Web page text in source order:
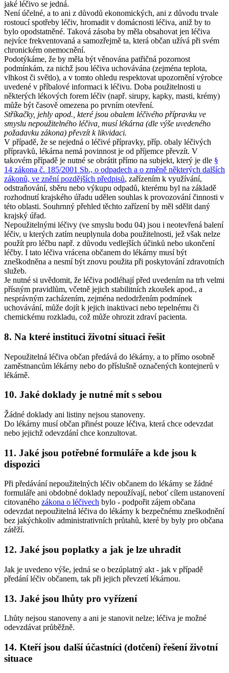
jaké léčivo se jedná.
Není účelné, a to ani z důvodů ekonomických, ani z důvodu trvale
rostoucí spotřeby léčiv, hromadit v domácnosti léčiva, aniž by to
bylo opodstatněné. Taková zásoba by měla obsahovat jen léčiva
nejvíce frekventovaná a samozřejmě ta, která občan užívá při svém
chronickém onemocnění.
Podotýkáme, že by měla být věnována patřičná pozornost
podmínkám, za nichž jsou léčiva uchovávána (zejména teplota,
vlhkost či světlo), a v tomto ohledu respektovat upozornění výrobce
uvedené v příbalové informaci k léčivu. Doba použitelnosti u
některých lékových forem léčiv (např. sirupy, kapky, masti, krémy)
může být časově omezena po prvním otevření.
Stříkačky, jehly apod., které jsou obalem léčivého přípravku ve
smyslu nepoužitelného léčiva, musí lékárna (dle výše uvedeného
požadavku zákona) převzít k likvidaci.
V případě, že se nejedná o léčivé přípravky, příp. obaly léčivých
přípravků, lékárna nemá povinnost je od příjemce převzít. V
takovém případě je nutné se obrátit přímo na subjekt, který je dle §
14 zákona č. 185/2001 Sb., o odpadech a o změně některých dalších
zákonů, ve znění pozdějších předpisů, zařízením k využívání,
odstraňování, sběru nebo výkupu odpadů, kterému byl na základě
rozhodnutí krajského úřadu udělen souhlas k provozování činnosti v
této oblasti. Souhrnný přehled těchto zařízení by měl sdělit daný
krajský úřad.
Nepoužitelnými léčivy (ve smyslu bodu 04) jsou i neotevřená balení
léčiv, u kterých zatím neuplynula doba použitelnosti, jež však nelze
použít pro léčbu např. z důvodu vedlejších účinků nebo ukončení
léčby. I tato léčiva vrácena občanem do lékárny musí být
zneškodněna a nesmí být znovu použita při poskytování zdravotních
služeb.
Je nutné si uvědomit, že léčiva podléhají před uvedením na trh velmi
přísným pravidlům, včetně jejich stabilitních zkoušek apod., a
nesprávným zacházením, zejména nedodržením podmínek
uchovávání, může dojít k jejich inaktivaci nebo tepelnému či
chemickému rozkladu, což může ohrozit zdraví pacienta.
8. Na které instituci životní situaci řešit
Nepoužitelná léčiva občan předává do lékárny, a to přímo osobně
zaměstnancům lékárny nebo do příslušně označených kontejnerů v
lékárně.
10. Jaké doklady je nutné mít s sebou
Žádné doklady ani listiny nejsou stanoveny.
Do lékárny musí občan přinést pouze léčiva, která chce odevzdat
nebo jejichž odevzdání chce konzultovat.
11. Jaké jsou potřebné formuláře a kde jsou k
dispozici
Při předávání nepoužitelných léčiv občanem do lékárny se žádné
formuláře ani obdobné doklady nepoužívají, neboť cílem ustanovení
citovaného zákona o léčivech bylo - podpořit zájem občana
odevzdat nepoužitelná léčiva do lékárny k bezpečnému zneškodnění
bez jakýchkoliv administrativních průtahů, které by byly pro občana
zátěží.
12. Jaké jsou poplatky a jak je lze uhradit
Jak je uvedeno výše, jedná se o bezúplatný akt - jak v případě
předání léčiv občanem, tak při jejich převzetí lékárnou.
13. Jaké jsou lhůty pro vyřízení
Lhůty nejsou stanoveny a ani je stanovit nelze; léčiva je možné
odevzdávat průběžně.
14. Kteří jsou další účastníci (dotčení) řešení životní
situace